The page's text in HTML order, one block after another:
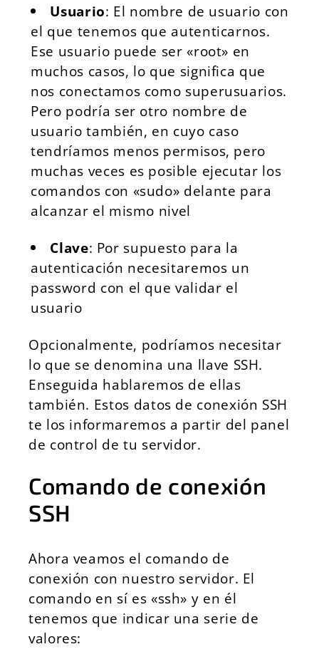
Usuario: El nombre de usuario con
el que tenemos que autenticarnos.
Ese usuario puede ser «root» en
muchos casos, lo que significa que
nos conectamos como superusuarios.
Pero podría ser otro nombre de
usuario también, en cuyo caso
tendríamos menos permisos, pero
muchas veces es posible ejecutar los
comandos con «sudo» delante para
alcanzar el mismo nivel
Clave: Por supuesto para la
autenticación necesitaremos un
password con el que validar el
usuario
Opcionalmente, podríamos necesitar
lo que se denomina una llave SSH.
Enseguida hablaremos de ellas
también. Estos datos de conexión SSH
te los informaremos a partir del panel
de control de tu servidor.
Comando de conexión
SSH
Ahora veamos el comando de
conexión con nuestro servidor. El
comando en sí es «ssh» y en él
tenemos que indicar una serie de
valores: